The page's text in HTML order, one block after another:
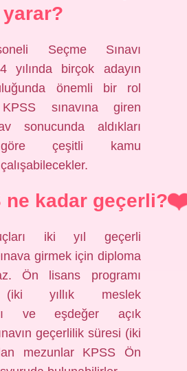
yarar?
Seçme Sınavı
yılında birçok adayın
önemli bir rol
sınavına giren
sonucunda aldıkları
çeşitli kamu
ne kadar geçerli?
iki yıl geçerli
girmek için diploma
Ön lisans programı
(iki yıllık meslek
ve eşdeğer açık
geçerlilik süresi (iki
mezunlar KPSS Ön